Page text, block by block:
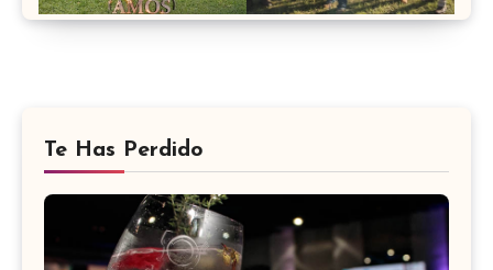
Te Has Perdido